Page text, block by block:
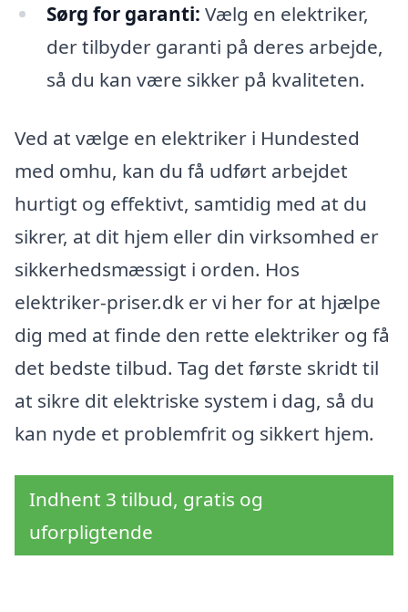
Sørg for garanti: Vælg en elektriker,
der tilbyder garanti på deres arbejde,
så du kan være sikker på kvaliteten.
Ved at vælge en elektriker i Hundested
med omhu, kan du få udført arbejdet
hurtigt og effektivt, samtidig med at du
sikrer, at dit hjem eller din virksomhed er
sikkerhedsmæssigt i orden. Hos
elektriker-priser.dk er vi her for at hjælpe
dig med at finde den rette elektriker og få
det bedste tilbud. Tag det første skridt til
at sikre dit elektriske system i dag, så du
kan nyde et problemfrit og sikkert hjem.
Indhent 3 tilbud, gratis og
uforpligtende